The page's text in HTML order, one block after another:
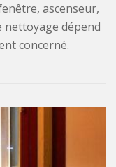
ascenseur,
nettoyage dépend
concerné.